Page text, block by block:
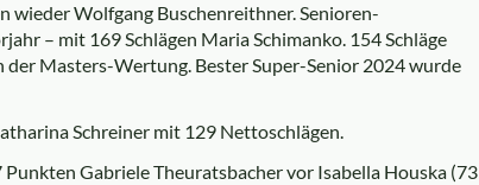
wieder Wolfgang Buschenreithner. Senioren-
– mit 169 Schlägen Maria Schimanko. 154 Schläge
Masters-Wertung. Bester Super-Senior 2024 wurde
Schreiner mit 129 Nettoschlägen.
Gabriele Theuratsbacher vor Isabella Houska (73